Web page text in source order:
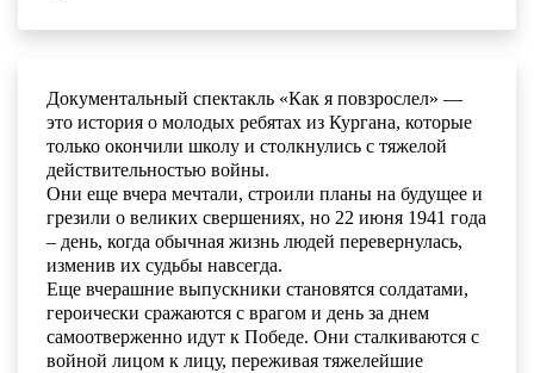
Документальный спектакль «Как я повзрослел» —
это история о молодых ребятах из Кургана, которые
только окончили школу и столкнулись с тяжелой
действительностью войны.
Они еще вчера мечтали, строили планы на будущее и
грезили о великих свершениях, но 22 июня 1941 года
– день, когда обычная жизнь людей перевернулась,
изменив их судьбы навсегда.
Еще вчерашние выпускники становятся солдатами,
героически сражаются с врагом и день за днем
самоотверженно идут к Победе. Они сталкиваются с
войной лицом к лицу, переживая тяжелейшие